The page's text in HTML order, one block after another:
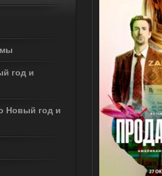
год и
Новый год и